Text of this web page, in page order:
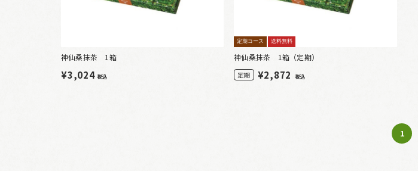
神仙桑抹茶 1箱
¥3,024税込
定期コース 送料無料
神仙桑抹茶 1箱（定期）
定期 ¥2,872 税込
1